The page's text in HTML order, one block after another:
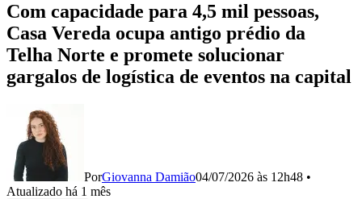
Com capacidade para 4,5 mil pessoas,
Casa Vereda ocupa antigo prédio da
Telha Norte e promete solucionar
gargalos de logística de eventos na capital
PorGiovanna Damião04/07/2026 às 12h48 •
Atualizado há 1 mês